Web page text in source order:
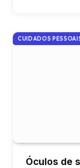
CUIDADOS
Óculos de